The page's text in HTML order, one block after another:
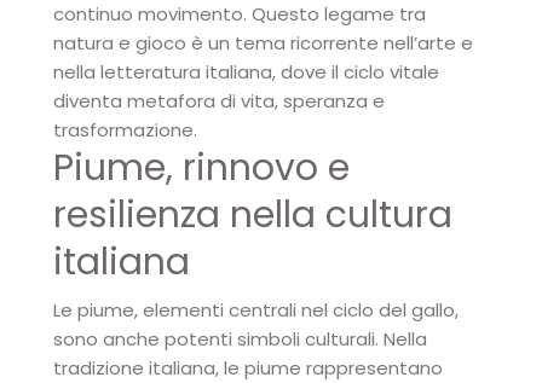
continuo movimento. Questo legame tra
natura e gioco è un tema ricorrente nell’arte e
nella letteratura italiana, dove il ciclo vitale
diventa metafora di vita, speranza e
trasformazione.
Piume, rinnovo e
resilienza nella cultura
italiana
Le piume, elementi centrali nel ciclo del gallo,
sono anche potenti simboli culturali. Nella
tradizione italiana, le piume rappresentano